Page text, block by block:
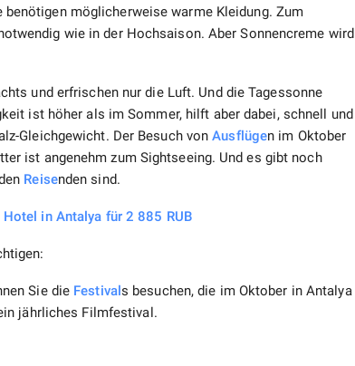
möglicherweise warme Kleidung. Zum
wie in der Hochsaison. Aber Sonnencreme wird
und erfrischen nur die Luft. Und die Tagessonne
ist höher als im Sommer, hilft aber dabei, schnell und
Gleichgewicht. Der Besuch vonAusflügen im Oktober
ist angenehm zum Sightseeing. Und es gibt noch
Reisenden sind.
in Antalya für 2 885 RUB
Sie die Festivals besuchen, die im Oktober in Antalya
jährliches Filmfestival.